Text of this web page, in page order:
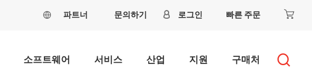
파트너 문의하기 로그인 빠른 주문
소프트웨어 서비스 산업 지원 구매처